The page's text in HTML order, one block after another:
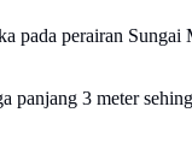
perairan
3 meter